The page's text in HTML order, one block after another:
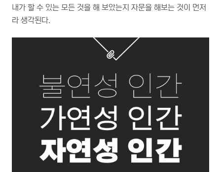
내가 할 수 있는 모든 것을 해 보았는지 자문을 해보는 것이 먼저
라 생각된다.